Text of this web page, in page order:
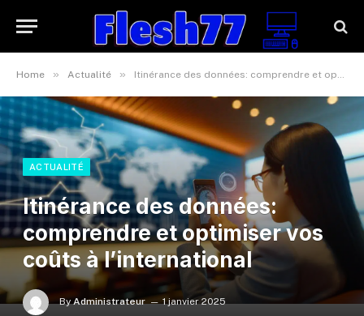
Home » Actualité » Itinérance des données: comprendre et optimiser vos coûts à l’international
ACTUALITÉ
Itinérance des données:
comprendre et optimiser vos
coûts à l’international
By Administrateur
1 janvier 2025